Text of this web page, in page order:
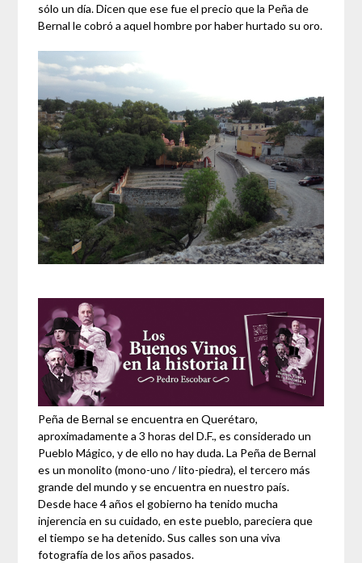
sólo un día. Dicen que ese fue el precio que la Peña de
Bernal le cobró a aquel hombre por haber hurtado su oro.
Peña de Bernal se encuentra en Querétaro,
aproximadamente a 3 horas del D.F., es considerado un
Pueblo Mágico, y de ello no hay duda. La Peña de Bernal
es un monolito (mono-uno / lito-piedra), el tercero más
grande del mundo y se encuentra en nuestro país.
Desde hace 4 años el gobierno ha tenido mucha
injerencia en su cuidado, en este pueblo, pareciera que
el tiempo se ha detenido. Sus calles son una viva
fotografía de los años pasados.